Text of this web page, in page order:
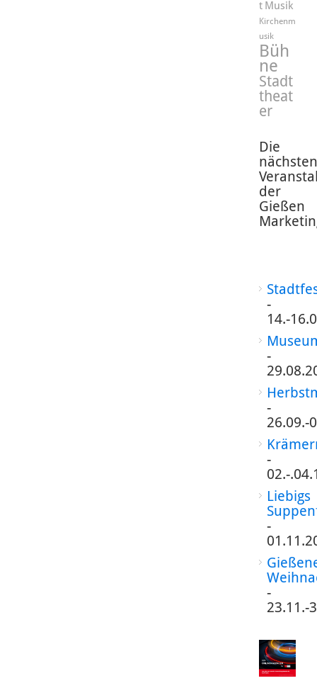
t Musik
Kirchenm
usik
Büh
ne
Stadt
theat
er
Die
nächsten
der
Gießen
-
14.-
-
-
26.09.-
-
02.-
Liebigs
-
-
23.11.-